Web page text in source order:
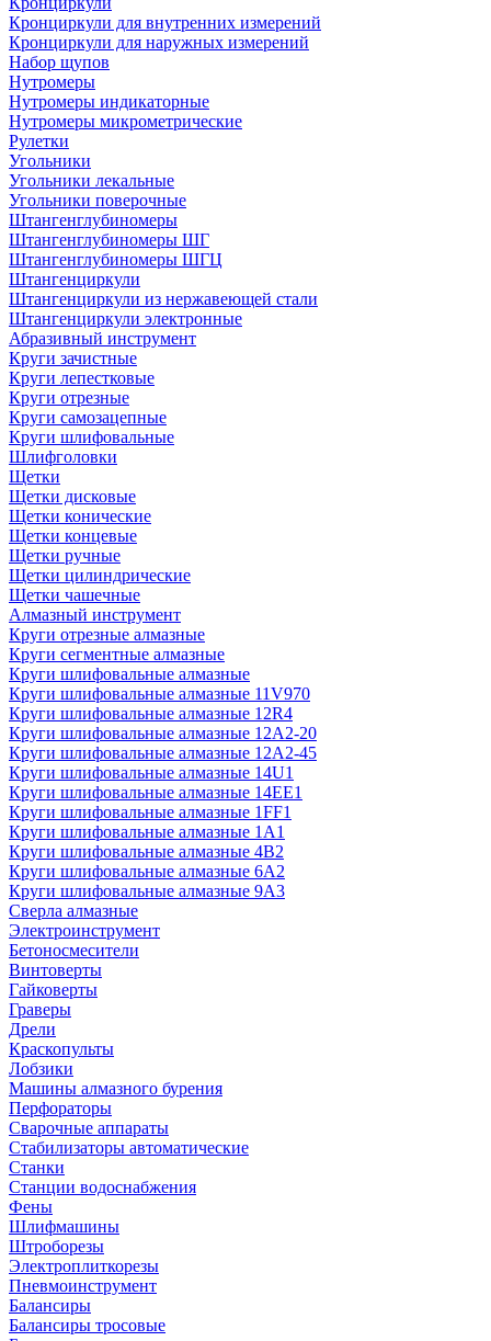
Кронциркули для внутренних измерений
Кронциркули для наружных измерений
Набор щупов
Нутромеры
Нутромеры индикаторные
Нутромеры микрометрические
Рулетки
Угольники
Угольники лекальные
Угольники поверочные
Штангенглубиномеры
Штангенглубиномеры ШГ
Штангенглубиномеры ШГЦ
Штангенциркули
Штангенциркули из нержавеющей стали
Штангенциркули электронные
Абразивный инструмент
Круги зачистные
Круги лепестковые
Круги отрезные
Круги самозацепные
Круги шлифовальные
Шлифголовки
Щетки
Щетки дисковые
Щетки конические
Щетки концевые
Щетки ручные
Щетки цилиндрические
Щетки чашечные
Алмазный инструмент
Круги отрезные алмазные
Круги сегментные алмазные
Круги шлифовальные алмазные
Круги шлифовальные алмазные 11V970
Круги шлифовальные алмазные 12R4
Круги шлифовальные алмазные 12А2-20
Круги шлифовальные алмазные 12А2-45
Круги шлифовальные алмазные 14U1
Круги шлифовальные алмазные 14ЕЕ1
Круги шлифовальные алмазные 1FF1
Круги шлифовальные алмазные 1А1
Круги шлифовальные алмазные 4В2
Круги шлифовальные алмазные 6A2
Круги шлифовальные алмазные 9А3
Сверла алмазные
Электроинструмент
Бетоносмесители
Винтоверты
Гайковерты
Граверы
Дрели
Краскопульты
Лобзики
Машины алмазного бурения
Перфораторы
Сварочные аппараты
Стабилизаторы автоматические
Станки
Станции водоснабжения
Фены
Шлифмашины
Штроборезы
Электроплиткорезы
Пневмоинструмент
Балансиры
Балансиры тросовые